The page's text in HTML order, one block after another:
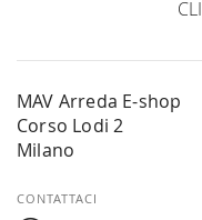
MAV Arreda E-shop
Corso Lodi 2
Milano
CONTATTACI